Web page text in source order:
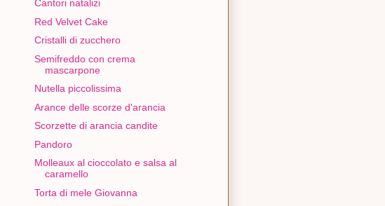
Cantori natalizi
Red Velvet Cake
Cristalli di zucchero
Semifreddo con crema
mascarpone
Nutella piccolissima
Arance delle scorze d'arancia
Scorzette di arancia candite
Pandoro
Molleaux al cioccolato e salsa al
caramello
Torta di mele Giovanna